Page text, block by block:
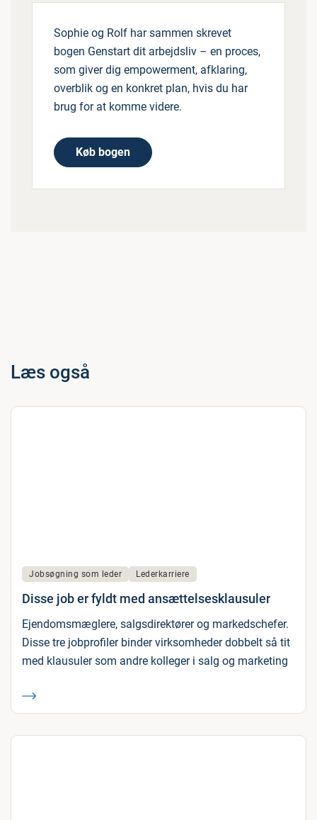
Sophie og Rolf har sammen skrevet
bogen Genstart dit arbejdsliv – en proces,
som giver dig empowerment, afklaring,
overblik og en konkret plan, hvis du har
brug for at komme videre.
Køb bogen
Læs også
Jobsøgning som leder Lederkarriere
Disse job er fyldt med ansættelsesklausuler
Ejendomsmæglere, salgsdirektører og markedschefer.
Disse tre jobprofiler binder virksomheder dobbelt så tit
med klausuler som andre kolleger i salg og marketing